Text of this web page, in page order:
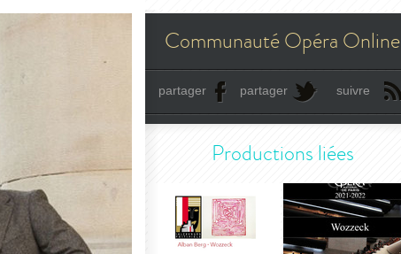
Communauté Opéra Online
partager partager suivre
Productions liées